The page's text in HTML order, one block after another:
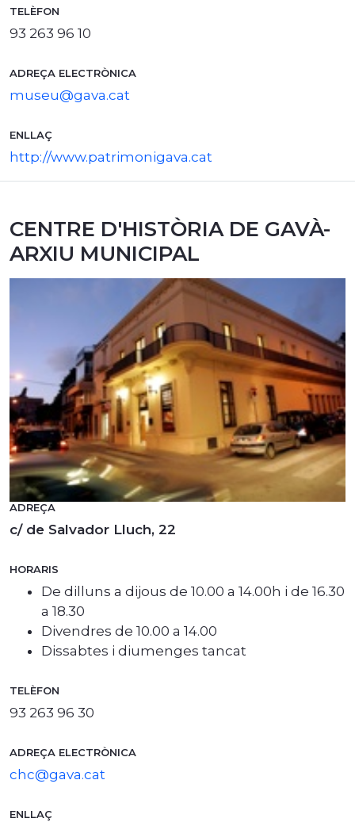
TELÈFON
93 263 96 10
ADREÇA ELECTRÒNICA
museu@gava.cat
ENLLAÇ
http://www.patrimonigava.cat
CENTRE D'HISTÒRIA DE GAVÀ-
ARXIU MUNICIPAL
ADREÇA
c/ de Salvador Lluch, 22
HORARIS
De dilluns a dijous de 10.00 a 14.00h i de 16.30
a 18.30
Divendres de 10.00 a 14.00
Dissabtes i diumenges tancat
TELÈFON
93 263 96 30
ADREÇA ELECTRÒNICA
chc@gava.cat
ENLLAÇ